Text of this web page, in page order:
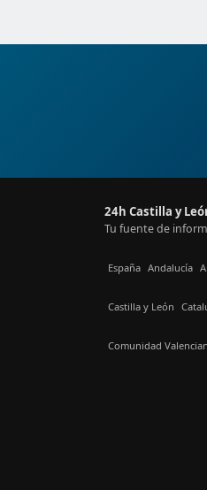
24h Castilla y
Tu fuente de
España Andalucía
Castilla y León
Comunidad